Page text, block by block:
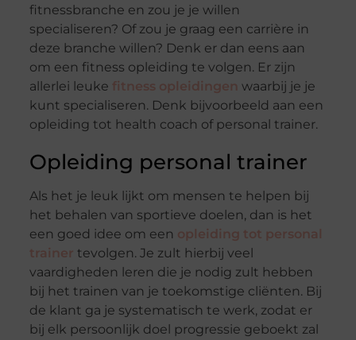
fitnessbranche en zou je je willen
specialiseren? Of zou je graag een carrière in
deze branche willen? Denk er dan eens aan
om een fitness opleiding te volgen. Er zijn
allerlei leuke fitness opleidingen waarbij je je
kunt specialiseren. Denk bijvoorbeeld aan een
opleiding tot health coach of personal trainer.
Opleiding personal trainer
Als het je leuk lijkt om mensen te helpen bij
het behalen van sportieve doelen, dan is het
een goed idee om een opleiding tot personal
trainer tevolgen. Je zult hierbij veel
vaardigheden leren die je nodig zult hebben
bij het trainen van je toekomstige cliënten. Bij
de klant ga je systematisch te werk, zodat er
bij elk persoonlijk doel progressie geboekt zal